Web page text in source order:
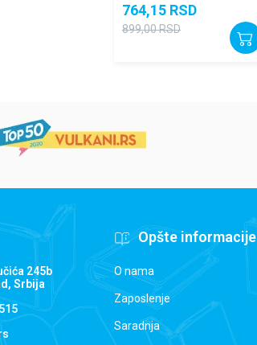
764,15 RSD
899,00RSD
245b
Srbija
Opšte informacije
O nama
Zaposlenje
Saradnja